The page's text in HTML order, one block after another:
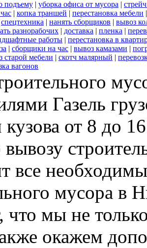
подъему | уборка офиса от мусора |
| копка траншей | перестановка мебели
спецтехника | нанять сборщиков | вывоз
разнорабочих | доставка | пленка |
работы | перестановка в
| сборщики на час | вывоз камазами |
старой мебели | скотч малярный |
вагонов
Газель
от 8 до
вывозу
все
мусора в
что мы не
окажем